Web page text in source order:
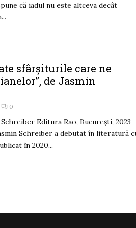
că iadul nu este altceva decât
sfârșiturile care ne
de Jasmin
0
Editura Rao, București, 2023
Schreiber a debutat în literatură
în 2020...